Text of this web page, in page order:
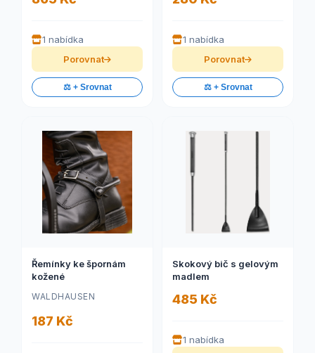
1 nabídka
Porovnat
⚖️ + Srovnat
1 nabídka
Porovnat
⚖️ + Srovnat
Řemínky ke špornám
kožené
WALDHAUSEN
187 Kč
Skokový bič s gelovým
madlem
485 Kč
1 nabídka